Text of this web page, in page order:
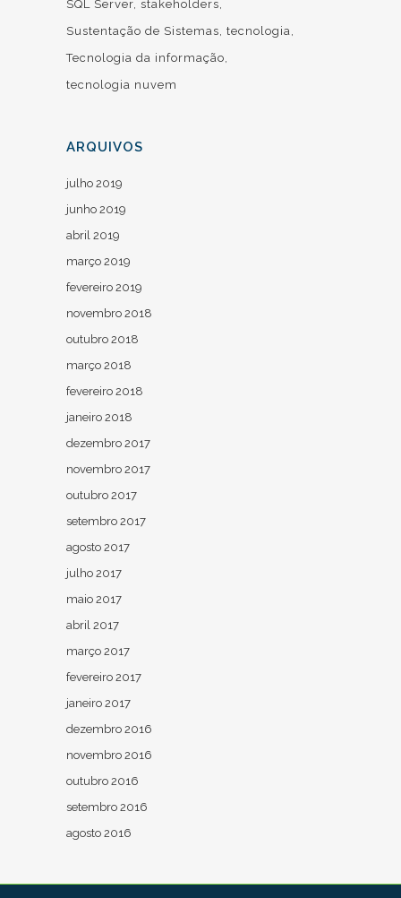
SQL Server stakeholders
Sustentação de Sistemas tecnologia
Tecnologia da informação
tecnologia nuvem
ARQUIVOS
julho 2019
junho 2019
abril 2019
março 2019
fevereiro 2019
novembro 2018
outubro 2018
março 2018
fevereiro 2018
janeiro 2018
dezembro 2017
novembro 2017
outubro 2017
setembro 2017
agosto 2017
julho 2017
maio 2017
abril 2017
março 2017
fevereiro 2017
janeiro 2017
dezembro 2016
novembro 2016
outubro 2016
setembro 2016
agosto 2016